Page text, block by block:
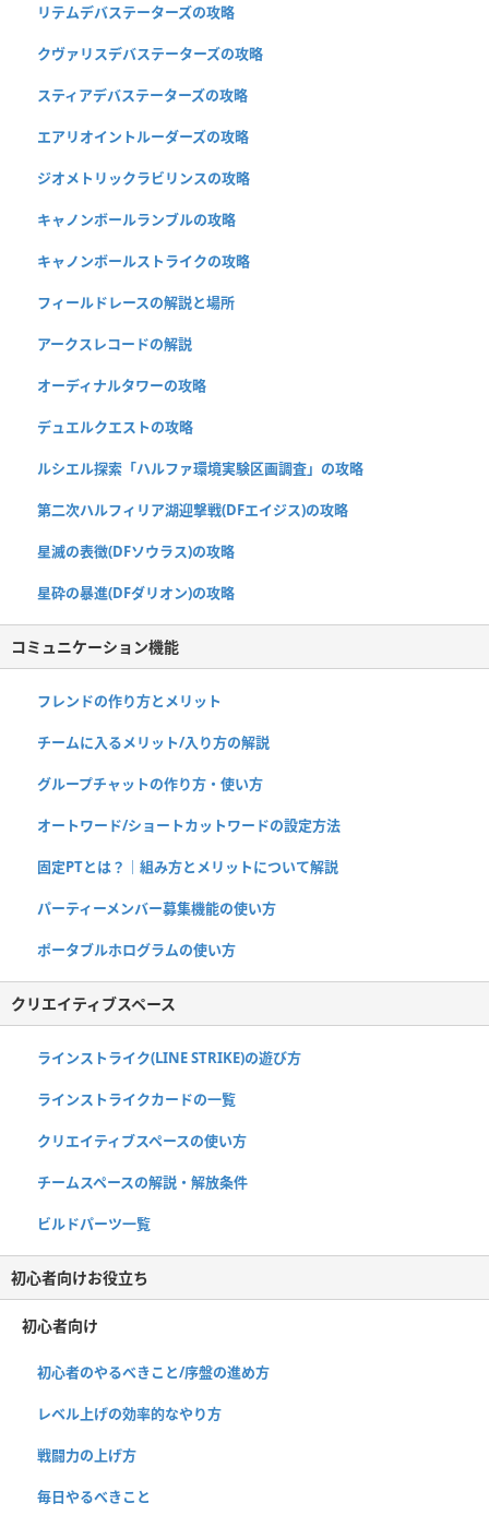
リテムデバステーターズの攻略
クヴァリスデバステーターズの攻略
スティアデバステーターズの攻略
エアリオイントルーダーズの攻略
ジオメトリックラビリンスの攻略
キャノンボールランブルの攻略
キャノンボールストライクの攻略
フィールドレースの解説と場所
アークスレコードの解説
オーディナルタワーの攻略
デュエルクエストの攻略
ルシエル探索「ハルファ環境実験区画調査」の攻略
第二次ハルフィリア湖迎撃戦(DFエイジス)の攻略
星滅の表徴(DFソウラス)の攻略
星砕の暴進(DFダリオン)の攻略
コミュニケーション機能
フレンドの作り方とメリット
チームに入るメリット/入り方の解説
グループチャットの作り方・使い方
オートワード/ショートカットワードの設定方法
固定PTとは？｜組み方とメリットについて解説
パーティーメンバー募集機能の使い方
ポータブルホログラムの使い方
クリエイティブスペース
ラインストライク(LINE STRIKE)の遊び方
ラインストライクカードの一覧
クリエイティブスペースの使い方
チームスペースの解説・解放条件
ビルドパーツ一覧
初心者向けお役立ち
初心者向け
初心者のやるべきこと/序盤の進め方
レベル上げの効率的なやり方
戦闘力の上げ方
毎日やるべきこと